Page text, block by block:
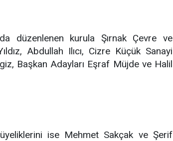
düzenlenen kurula Şırnak Çevre ve
Abdullah Ilıcı, Cizre Küçük Sanayi
Başkan Adayları Eşraf Müjde ve Halil
ise Mehmet Sakçak ve Şerif